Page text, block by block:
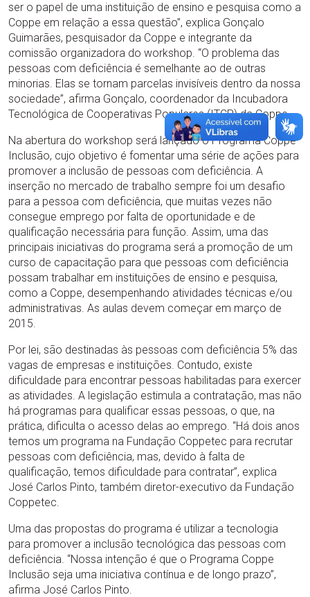
ser o papel de uma instituição de ensino e pesquisa como a
Coppe em relação a essa questão”, explica Gonçalo
Guimarães, pesquisador da Coppe e integrante da
comissão organizadora do workshop. “O problema das
pessoas com deficiência é semelhante ao de outras
minorias. Elas se tornam parcelas invisíveis dentro da nossa
sociedade”, afirma Gonçalo, coordenador da Incubadora
Tecnológica de Cooperativas Populares (ITCP) da Coppe.
Na abertura do workshop será lançado o Programa Coppe
Inclusão, cujo objetivo é fomentar uma série de ações para
promover a inclusão de pessoas com deficiência. A
inserção no mercado de trabalho sempre foi um desafio
para a pessoa com deficiência, que muitas vezes não
consegue emprego por falta de oportunidade e de
qualificação necessária para função. Assim, uma das
principais iniciativas do programa será a promoção de um
curso de capacitação para que pessoas com deficiência
possam trabalhar em instituições de ensino e pesquisa,
como a Coppe, desempenhando atividades técnicas e/ou
administrativas. As aulas devem começar em março de
2015.
Por lei, são destinadas às pessoas com deficiência 5% das
vagas de empresas e instituições. Contudo, existe
dificuldade para encontrar pessoas habilitadas para exercer
as atividades. A legislação estimula a contratação, mas não
há programas para qualificar essas pessoas, o que, na
prática, dificulta o acesso delas ao emprego. “Há dois anos
temos um programa na Fundação Coppetec para recrutar
pessoas com deficiência, mas, devido à falta de
qualificação, temos dificuldade para contratar”, explica
José Carlos Pinto, também diretor-executivo da Fundação
Coppetec.
Uma das propostas do programa é utilizar a tecnologia
para promover a inclusão tecnológica das pessoas com
deficiência. “Nossa intenção é que o Programa Coppe
Inclusão seja uma iniciativa contínua e de longo prazo”,
afirma José Carlos Pinto.